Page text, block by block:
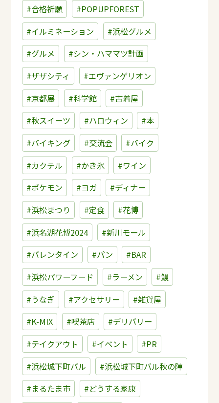
#合格祈願
#POPUPFOREST
#イルミネーション
#浜松グルメ
#グルメ
#シン・ハママツ計画
#ザザシティ
#エヴァンゲリオン
#京都展
#科学館
#古着屋
#秋スイーツ
#ハロウィン
#本
#バイキング
#交流会
#バイク
#カクテル
#かき氷
#ワイン
#ポケモン
#ヨガ
#ディナー
#浜松まつり
#定食
#花博
#浜名湖花博2024
#新川モール
#バレンタイン
#パン
#BAR
#浜松パワーフード
#ラーメン
#鰻
#うなぎ
#アクセサリー
#雑貨屋
#K-MIX
#喫茶店
#デリバリー
#テイクアウト
#イベント
#PR
#浜松城下町バル
#浜松城下町バル秋の陣
#まるたま市
#どうする家康